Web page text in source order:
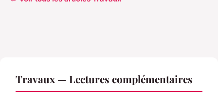
Travaux — Lectures complémentaires